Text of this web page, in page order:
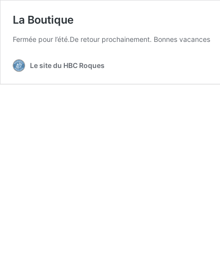
La Boutique
Fermée pour l’été.De retour prochainement. Bonnes vacances
Le site du HBC Roques